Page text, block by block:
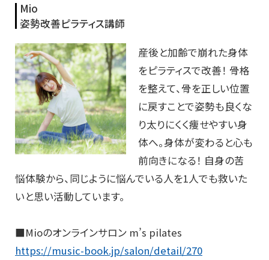
Mio
姿勢改善ピラティス講師
産後と加齢で崩れた身体
をピラティスで改善！ 骨格
を整えて、骨を正しい位置
に戻すことで姿勢も良くな
り太りにくく痩せやすい身
体へ。身体が変わると心も
前向きになる！ 自身の苦
悩体験から、 同じように悩んでいる人を1人でも救いた
いと思い活動しています。
■Mioのオンラインサロン m’s pilates
https://music-book.jp/salon/detail/270